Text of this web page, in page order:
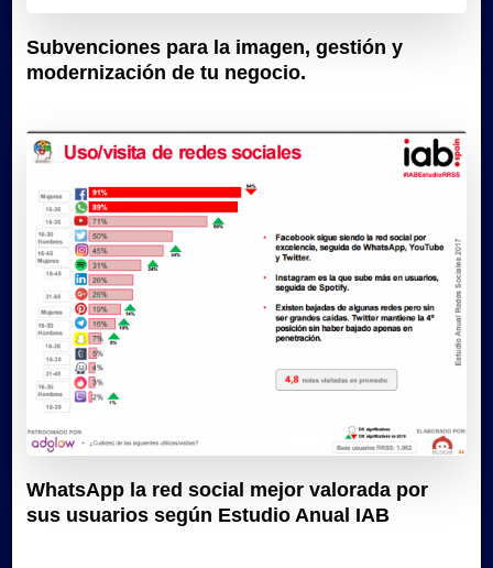
Subvenciones para la imagen, gestión y
modernización de tu negocio.
WhatsApp la red social mejor valorada por
sus usuarios según Estudio Anual IAB